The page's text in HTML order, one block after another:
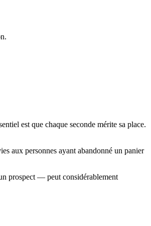
est que chaque seconde mérite sa place.
aux personnes ayant abandonné un panier
prospect — peut considérablement